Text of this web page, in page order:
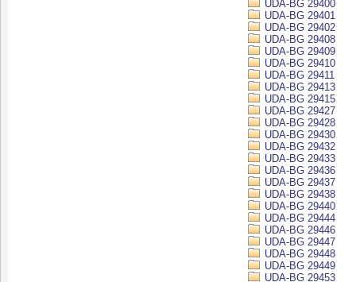
UDA-BG 29400
UDA-BG 29401
UDA-BG 29402
UDA-BG 29408
UDA-BG 29409
UDA-BG 29410
UDA-BG 29411
UDA-BG 29413
UDA-BG 29415
UDA-BG 29427
UDA-BG 29428
UDA-BG 29430
UDA-BG 29432
UDA-BG 29433
UDA-BG 29436
UDA-BG 29437
UDA-BG 29438
UDA-BG 29440
UDA-BG 29444
UDA-BG 29446
UDA-BG 29447
UDA-BG 29448
UDA-BG 29449
UDA-BG 29453